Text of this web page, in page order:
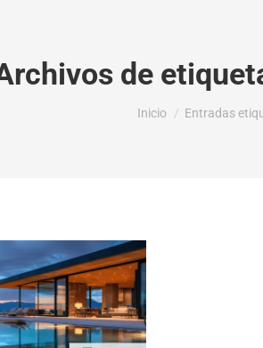
de
Estás aquí:
Inicio Entradas